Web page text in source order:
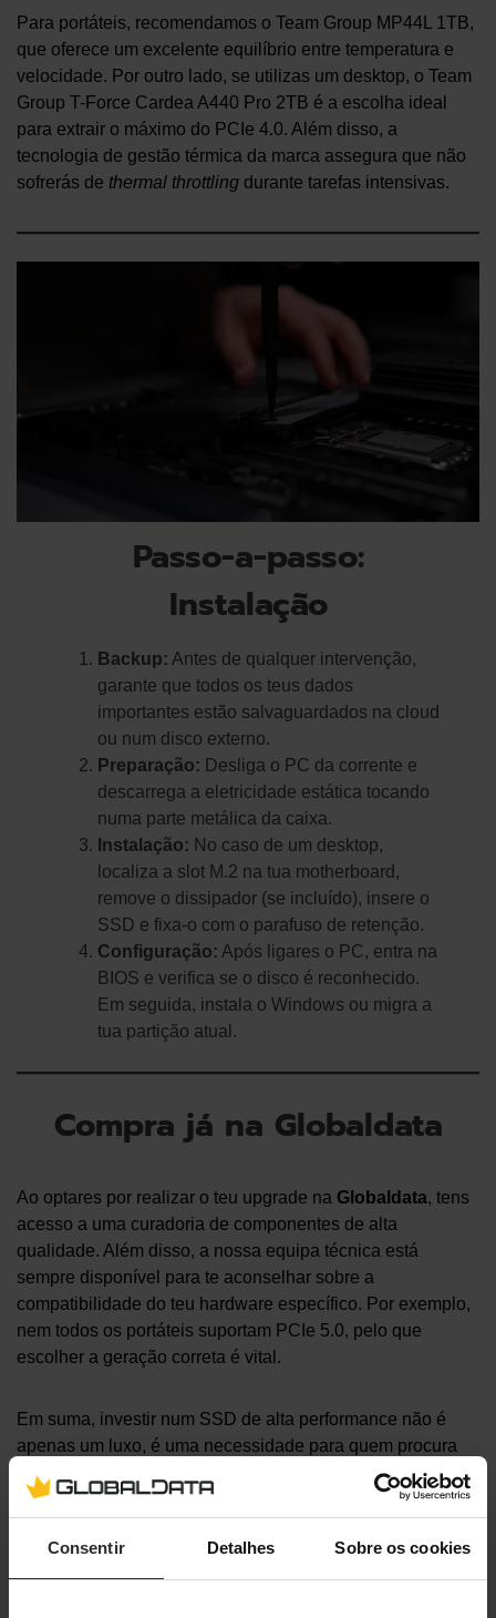
Consentir Detalhes Sobre os cookies
Para portáteis, recomendamos o Team Group MP44L 1TB,
que oferece um excelente equilíbrio entre temperatura e
velocidade. Por outro lado, se utilizas um desktop, o Team
Group T-Force Cardea A440 Pro 2TB é a escolha ideal
para extrair o máximo do PCIe 4.0. Além disso, a
tecnologia de gestão térmica da marca assegura que não
sofrerás de thermal throttling durante tarefas intensivas.
Passo-a-passo:
Instalação
Backup: Antes de qualquer intervenção,
garante que todos os teus dados
importantes estão salvaguardados na cloud
ou num disco externo.
Preparação: Desliga o PC da corrente e
descarrega a eletricidade estática tocando
numa parte metálica da caixa.
Instalação: No caso de um desktop,
localiza a slot M.2 na tua motherboard,
remove o dissipador (se incluído), insere o
SSD e fixa-o com o parafuso de retenção.
Configuração: Após ligares o PC, entra na
BIOS e verifica se o disco é reconhecido.
Em seguida, instala o Windows ou migra a
tua partição atual.
Compra já na Globaldata
Ao optares por realizar o teu upgrade na Globaldata, tens
acesso a uma curadoria de componentes de alta
qualidade. Além disso, a nossa equipa técnica está
sempre disponível para te aconselhar sobre a
compatibilidade do teu hardware específico. Por exemplo,
nem todos os portáteis suportam PCIe 5.0, pelo que
escolher a geração correta é vital.
Em suma, investir num SSD de alta performance não é
apenas um luxo, é uma necessidade para quem procura
produtividade e fluidez em 2026. A longevidade do teu
equipamento será drasticamente aumentada, evitando a